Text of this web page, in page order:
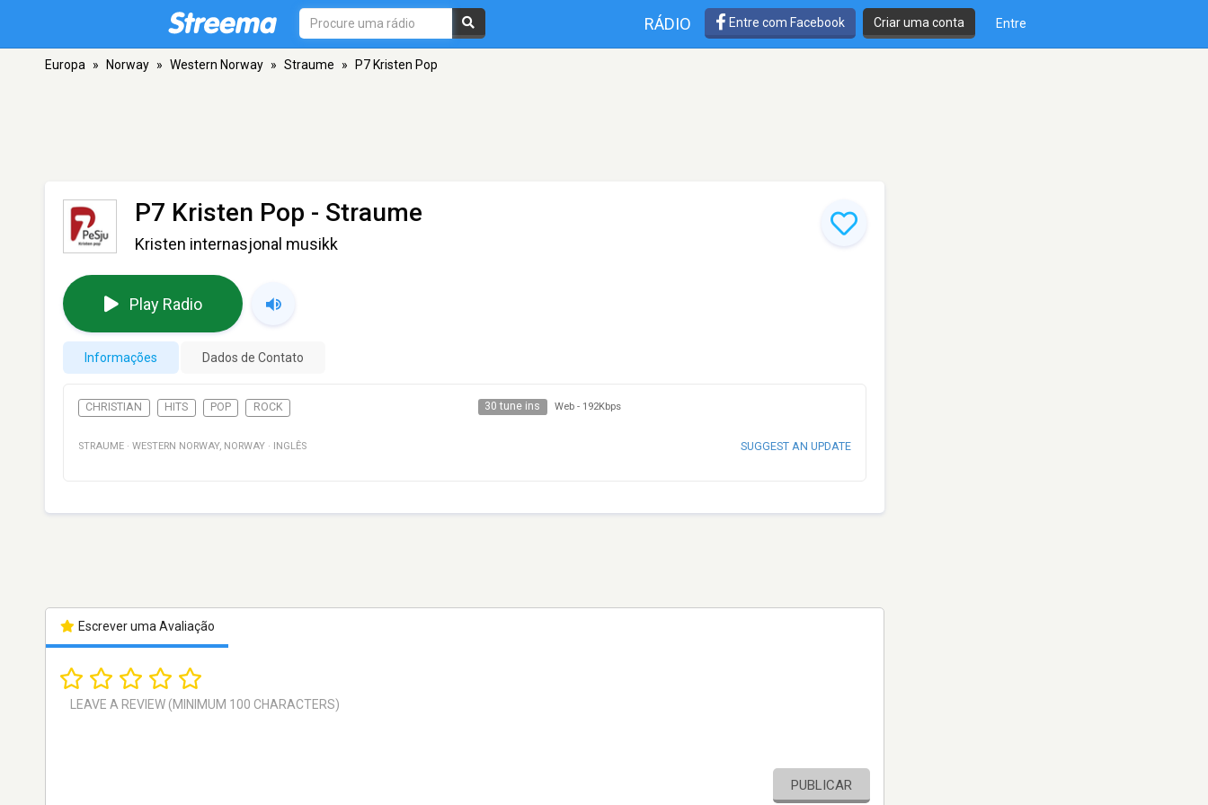
RÁDIO Entre com Facebook Criar uma conta Entre
Europa » Norway » Western Norway » Straume » P7 Kristen Pop
P7 Kristen Pop - Straume
Kristen internasjonal musikk
Play Radio
Informações Dados de Contato
CHRISTIAN HITS POP ROCK 30 tune ins Web - 192Kbps
STRAUME · WESTERN NORWAY, NORWAY · INGLÊS SUGGEST AN UPDATE
Escrever uma Avaliação
PUBLICAR